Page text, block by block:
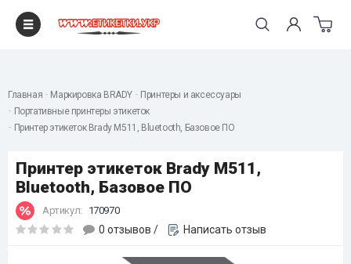
Главная Маркировка BRADY
Принтеры и аксессуары
Портативные принтеры этикеток
Принтер этикеток Brady M511, Bluetooth, Базовое ПО
Принтер этикеток Brady M511,
Bluetooth, Базовое ПО
Артикул: 170970
0 отзывов / Написать отзыв